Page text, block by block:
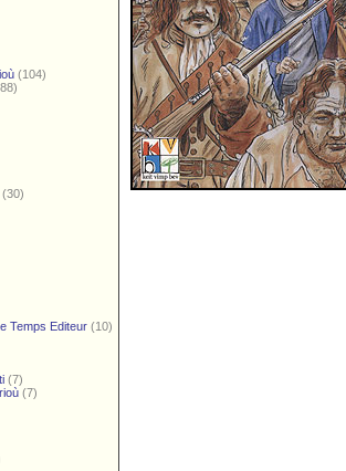
(104)
(30)
Temps Editeur (10)
(7)
(7)